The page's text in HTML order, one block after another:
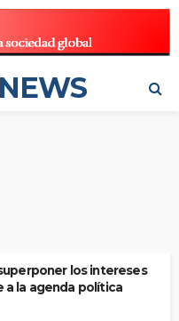
los intereses
a la agenda política